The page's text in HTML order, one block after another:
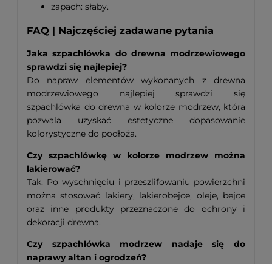
zapach: słaby.
FAQ | Najczęściej zadawane pytania
Jaka szpachlówka do drewna modrzewiowego
sprawdzi się najlepiej?
Do napraw elementów wykonanych z drewna
modrzewiowego najlepiej sprawdzi się
szpachlówka do drewna w kolorze modrzew, która
pozwala uzyskać estetyczne dopasowanie
kolorystyczne do podłoża.
Czy szpachlówkę w kolorze modrzew można
lakierować?
Tak. Po wyschnięciu i przeszlifowaniu powierzchni
można stosować lakiery, lakierobejce, oleje, bejce
oraz inne produkty przeznaczone do ochrony i
dekoracji drewna.
Czy szpachlówka modrzew nadaje się do
naprawy altan i ogrodzeń?